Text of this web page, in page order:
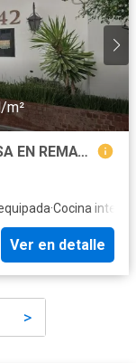
m²
!!! ATENCION INVERSIONISTAS !!! CASA EN REMATE BANCARIO, ADJUDICADA, ENTREGA DE 3 A 6 MESES, LOMAS ESTRELLA, IZTAPALAPA !!!
·Cocina
Ver en detalle
>